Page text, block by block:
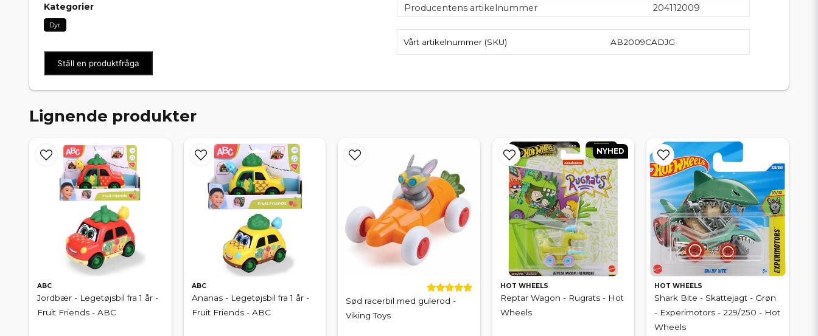
Kategorier
Dyr
Ställ en produktfråga
Producentens artikelnummer
204112009
Vårt artikelnummer (SKU) AB2009CADJG
Lignende produkter
ABC
Jordbær - Legetøjsbil fra 1 år -
Fruit Friends - ABC
ABC
Ananas - Legetøjsbil fra 1 år -
Fruit Friends - ABC
Sød racerbil med gulerod -
Viking Toys
HOT WHEELS
Reptar Wagon - Rugrats - Hot
Wheels
NYHED
HOT WHEELS
Shark Bite - Skattejagt - Grøn
- Experimotors - 229/250 - Hot
Wheels